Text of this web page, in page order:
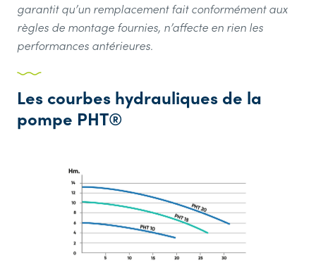
garantit qu’un remplacement fait conformément aux
règles de montage fournies, n’affecte en rien les
performances antérieures.
Les courbes hydrauliques de la
pompe PHT®